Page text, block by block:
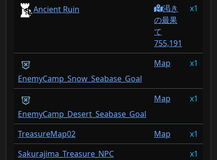
Ancient Ruin
渇き
の最果
て
755,191
1
EnemyCamp_Snow_Seabase_Goal
Map 1
EnemyCamp_Desert_Seabase_Goal
Map 1
TreasureMap02 Map 1
Sakurajima_Treasure_NPC
1